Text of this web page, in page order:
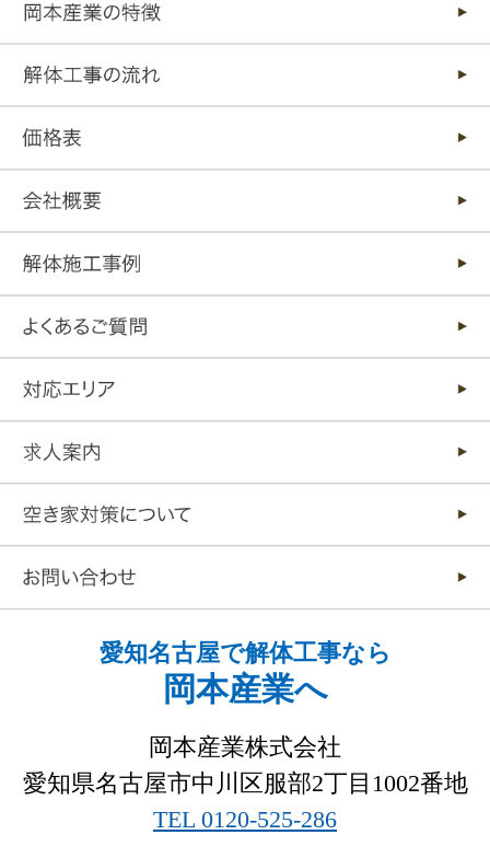
愛知名古屋で解体工事なら
岡本産業へ
岡本産業株式会社
愛知県名古屋市中川区服部2丁目1002番地
TEL 0120-525-286